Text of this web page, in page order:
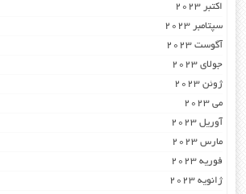
اکتبر 2023
سپتامبر 2023
آگوست 2023
جولای 2023
ژوئن 2023
می 2023
آوریل 2023
مارس 2023
فوریه 2023
ژانویه 2023